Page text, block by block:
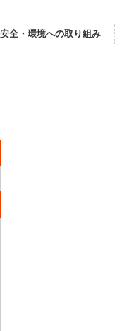
安全・環境への取り組み